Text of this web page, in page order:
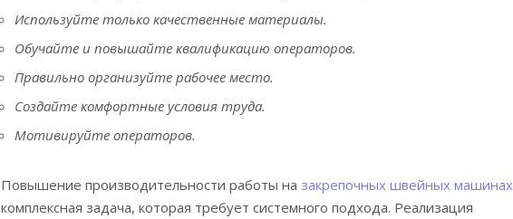
Используйте только качественные материалы.
Обучайте и повышайте квалификацию операторов.
Правильно организуйте рабочее место.
Создайте комфортные условия труда.
Мотивируйте операторов.
Повышение производительности работы на закрепочных швейных машинах
комплексная задача, которая требует системного подхода. Реализация